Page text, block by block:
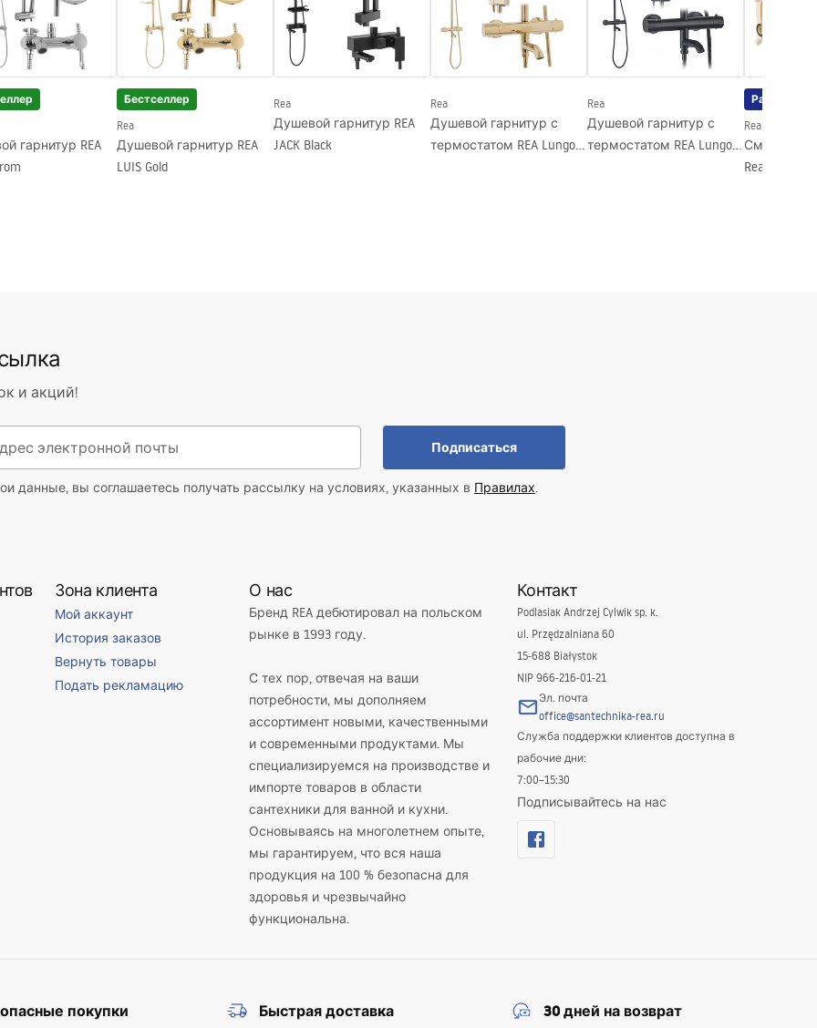
правый
гарнитур REA
Бестселлер
Rea
Душевой гарнитур REA
LUIS Gold
Rea
Душевой гарнитур REA
JACK Black
Rea
Душевой гарнитур с
термостатом REA Lungo
Rea
Душевой гарнитур с
термостатом REA Lungo
Rea
и акций!
Подписаться
данные, вы соглашаетесь получать рассылку на условиях, указанных в Правилах.
Зона клиента
Мой аккаунт
История заказов
Вернуть товары
Подать рекламацию
О нас
Бренд REA дебютировал на польском
рынке в 1993 году.
С тех пор, отвечая на ваши
потребности, мы дополняем
ассортимент новыми, качественными
и современными продуктами. Мы
специализируемся на производстве и
импорте товаров в области
сантехники для ванной и кухни.
Основываясь на многолетнем опыте,
мы гарантируем, что вся наша
продукция на 100 % безопасна для
здоровья и чрезвычайно
функциональна.
Контакт
Podlasiak Andrzej Cylwik sp. k.
ul. Przędzalniana 60
15-688 Białystok
NIP 966-216-01-21
Эл. почта
office@santechnika-rea.ru
Служба поддержки клиентов доступна в
рабочие дни:
7:00–15:30
Подписывайтесь на нас
покупки Быстрая доставка 30 дней на возврат